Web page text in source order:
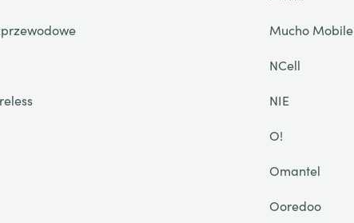
Mucho Mobile
NCell
NIE
O!
Omantel
Ooredoo